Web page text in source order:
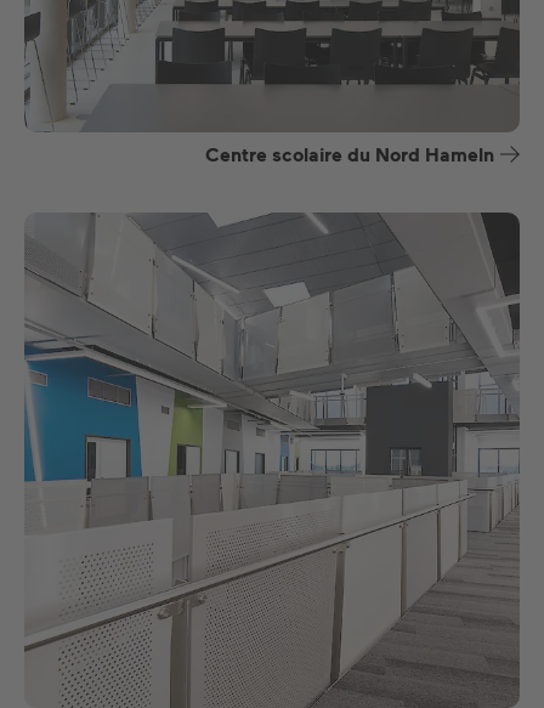
Centre scolaire du Nord Hameln